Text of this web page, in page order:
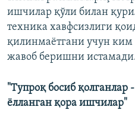
ишчилар қўли билан
техника хавфсизлиги
қилинмаëтгани учун ким
жавоб беришни
"Тупроқ босиб қолганлар
ëлланган қора ишчилар"